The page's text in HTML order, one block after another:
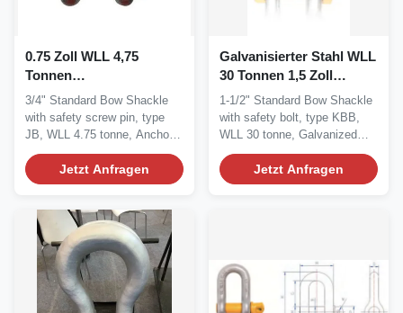
0.75 Zoll WLL 4,75
Tonnen
3/4" Standard Bow Shackle
with safety screw pin, type
JB, WLL 4.75 tonne, Anchor
Shackle...
Jetzt Anfragen
Galvanisierter Stahl WLL
30 Tonnen 1,5 Zoll
Schnürbogenart
1-1/2" Standard Bow Shackle
with safety bolt, type KBB,
WLL 30 tonne, Galvanized
Steel...
Jetzt Anfragen